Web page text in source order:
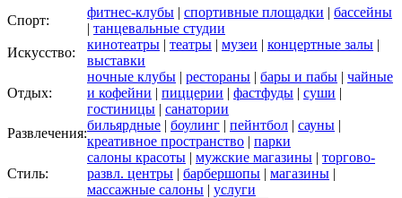
Спорт:
фитнес-клубы | спортивные площадки | бассейны
| танцевальные студии
Искусство:
кинотеатры | театры | музеи | концертные залы |
выставки
Отдых:
ночные клубы | рестораны | бары и пабы | чайные
и кофейни | пиццерии | фастфуды | суши |
гостиницы | санатории
Развлечения:
бильярдные | боулинг | пейнтбол | сауны |
креативное пространство | парки
Стиль:
салоны красоты | мужские магазины | торгово-
развл. центры | барбершопы | магазины |
массажные салоны | услуги